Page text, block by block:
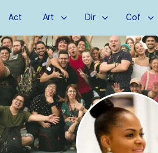
Act Art Dir Cof